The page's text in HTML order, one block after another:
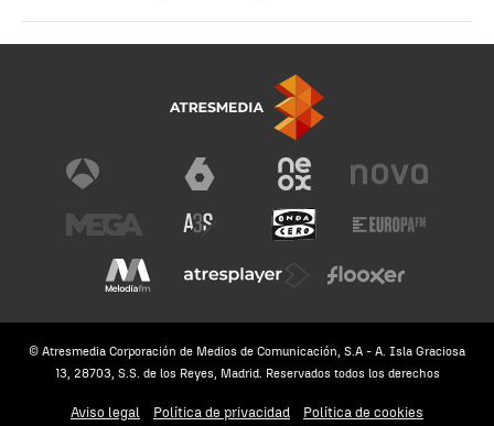
© Atresmedia Corporación de Medios de Comunicación, S.A - A. Isla Graciosa
13, 28703, S.S. de los Reyes, Madrid. Reservados todos los derechos
Aviso legal Política de privacidad Política de cookies